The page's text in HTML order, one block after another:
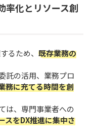
率化とリソース創
るため、 既存業務の
託の活用、業務プロ
務に充てる時間を創
は、専門事業者への
スをDX推進に集中さ